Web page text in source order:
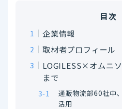
目次
企業情報
取材者プロフィール
LOGILESS×オムニ
まで
通販物流部60社中
活用